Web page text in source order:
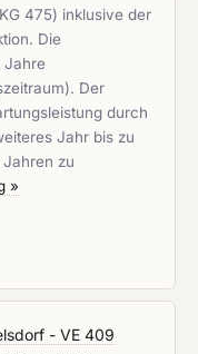
475) inklusive der
Die
Jahre
Der
durch
Jahr bis zu
zu
»
- VE 409